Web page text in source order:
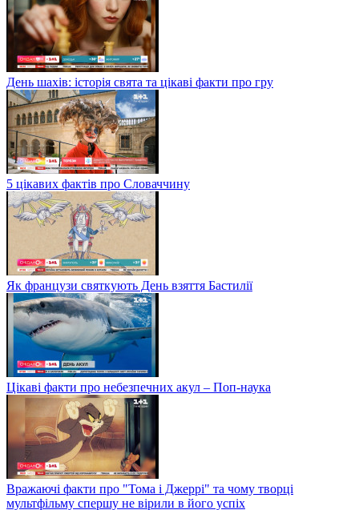
День шахів: історія свята та цікаві факти про гру
5 цікавих фактів про Словаччину
Як французи святкують День взяття Бастилії
Цікаві факти про небезпечних акул – Поп-наука
Вражаючі факти про "Тома і Джеррі" та чому творці
мультфільму спершу не вірили в його успіх